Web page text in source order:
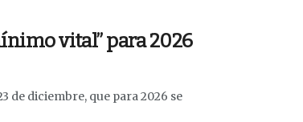
vital” para 2026
de diciembre, que para 2026 se